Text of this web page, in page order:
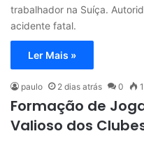
trabalhador na Suíça.
acidente fatal.
Ler Mais »
paulo 2 dias atrás 0 1
Formação de
Valioso dos